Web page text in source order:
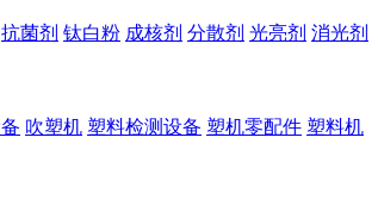
抗菌剂 钛白粉 成核剂 分散剂 光亮剂 消光剂
吹塑机 塑料检测设备 塑机零配件 塑料机